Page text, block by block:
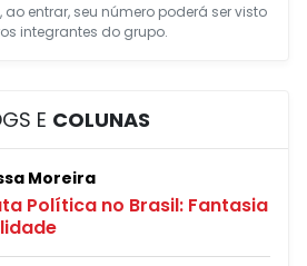
ao entrar, seu número poderá ser visto
integrantes do grupo.
E COLUNAS
Moreira
Política no Brasil: Fantasia